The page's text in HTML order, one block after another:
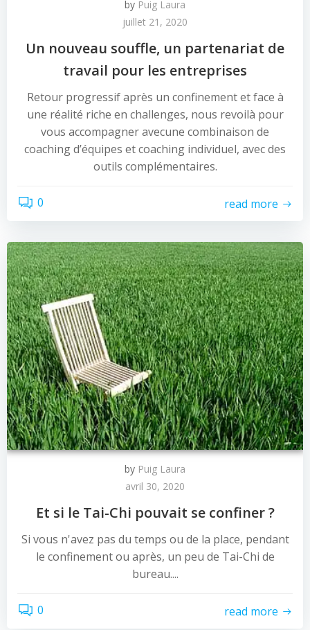
by Puig Laura
juillet 21, 2020
Un nouveau souffle, un partenariat de
travail pour les entreprises
Retour progressif après un confinement et face à
une réalité riche en challenges, nous revoilà pour
vous accompagner avecune combinaison de
coaching d’équipes et coaching individuel, avec des
outils complémentaires.
0 read more
by Puig Laura
avril 30, 2020
Et si le Tai-Chi pouvait se confiner ?
Si vous n'avez pas du temps ou de la place, pendant
le confinement ou après, un peu de Tai-Chi de
bureau....
0 read more